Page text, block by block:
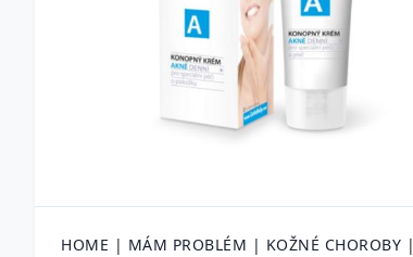
HOME | MÁM PROBLÉM | KOŽNÉ CHOROBY |